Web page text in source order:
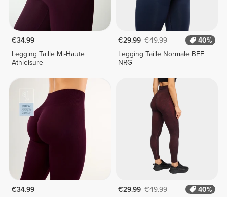
€34.99
Legging Taille Mi-Haute
Athleisure
€29.99 €49.99
40%
Legging Taille Normale BFF
NRG
€34.99
€29.99 €49.99
40%